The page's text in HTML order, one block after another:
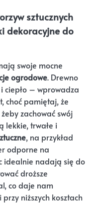
sztucznych
dekoracyjne do
swoje mocne
ogrodowe. Drewno
ciepło – wprowadza
choć pamiętaj, że
zachować swój
lekkie, trwałe i
, na przykład
odporne na
idealnie nadają się do
droższe
co daje nam
niższych kosztach